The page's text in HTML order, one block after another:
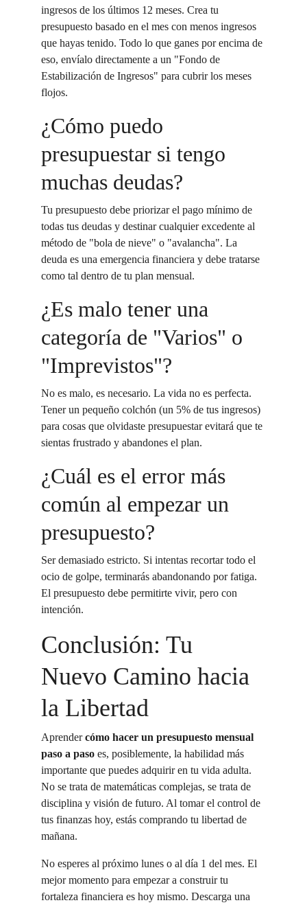
ingresos de los últimos 12 meses. Crea tu
presupuesto basado en el mes con menos ingresos
que hayas tenido. Todo lo que ganes por encima de
eso, envíalo directamente a un "Fondo de
Estabilización de Ingresos" para cubrir los meses
flojos.
¿Cómo puedo
presupuestar si tengo
muchas deudas?
Tu presupuesto debe priorizar el pago mínimo de
todas tus deudas y destinar cualquier excedente al
método de "bola de nieve" o "avalancha". La
deuda es una emergencia financiera y debe tratarse
como tal dentro de tu plan mensual.
¿Es malo tener una
categoría de "Varios" o
"Imprevistos"?
No es malo, es necesario. La vida no es perfecta.
Tener un pequeño colchón (un 5% de tus ingresos)
para cosas que olvidaste presupuestar evitará que te
sientas frustrado y abandones el plan.
¿Cuál es el error más
común al empezar un
presupuesto?
Ser demasiado estricto. Si intentas recortar todo el
ocio de golpe, terminarás abandonando por fatiga.
El presupuesto debe permitirte vivir, pero con
intención.
Conclusión: Tu
Nuevo Camino hacia
la Libertad
Aprender cómo hacer un presupuesto mensual
paso a paso es, posiblemente, la habilidad más
importante que puedes adquirir en tu vida adulta.
No se trata de matemáticas complejas, se trata de
disciplina y visión de futuro. Al tomar el control de
tus finanzas hoy, estás comprando tu libertad de
mañana.
No esperes al próximo lunes o al día 1 del mes. El
mejor momento para empezar a construir tu
fortaleza financiera es hoy mismo. Descarga una